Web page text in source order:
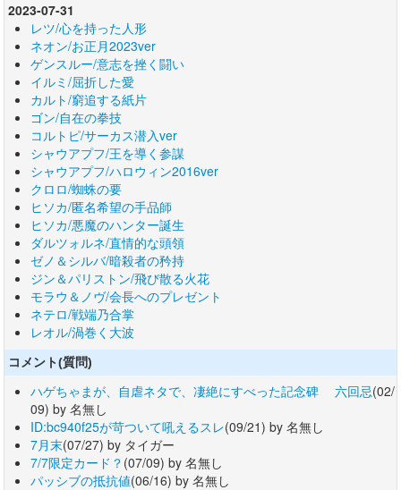
2023-07-31
レツ/心を持った人形
ネオン/お正月2023ver
ゲンスルー/意志を挫く闘い
イルミ/屈折した愛
カルト/窮追する紙片
ゴン/自在の拳技
コルトピ/サーカス潜入ver
シャウアプフ/王を導く参謀
シャウアプフ/ハロウィン2016ver
クロロ/蜘蛛の要
ヒソカ/匿名希望の手品師
ヒソカ/悪魔のハンター誕生
ダルツォルネ/直情的な頭領
ゼノ＆シルバ/暗殺者の矜持
ジン＆パリストン/飛び散る火花
モラウ＆ノヴ/会長へのプレゼント
ネテロ/戦端乃合掌
レオル/渦巻く大波
コメント(質問)
ハゲちゃまが、自虐ネタで、凄絶にすべった記念碑 六回忌(02/
09) by 名無し
ID:bc940f25が苛ついて吼えるスレ(09/21) by 名無し
7月末(07/27) by タイガー
7/7限定カード？ (07/09) by 名無し
パッシブの抵抗値(06/16) by 名無し